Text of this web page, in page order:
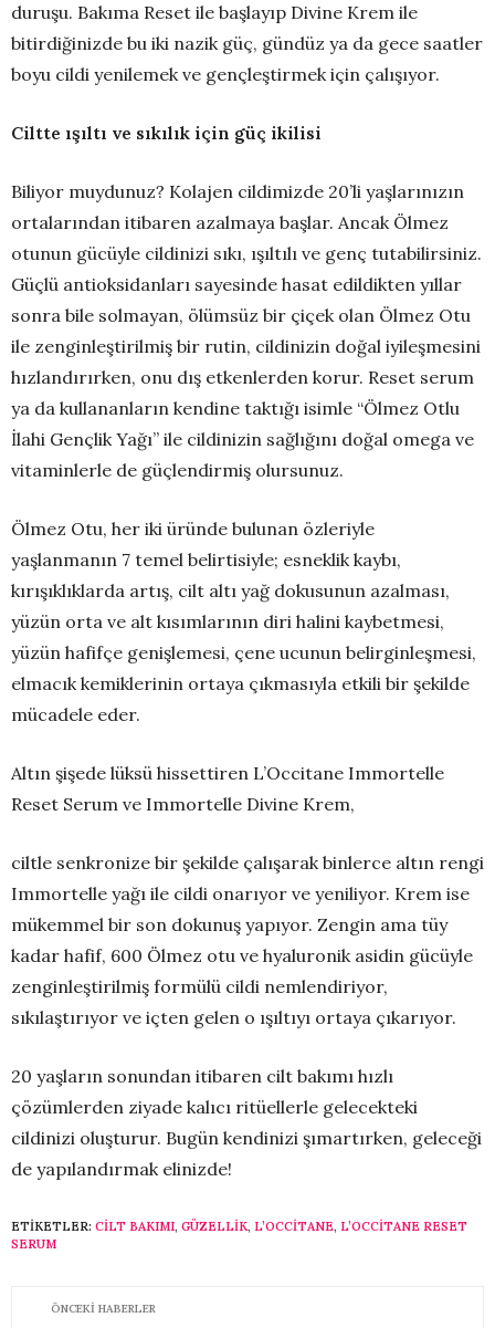
duruşu. Bakıma Reset ile başlayıp Divine Krem ile
bitirdiğinizde bu iki nazik güç, gündüz ya da gece saatler
boyu cildi yenilemek ve gençleştirmek için çalışıyor.
Ciltte ışıltı ve sıkılık için güç ikilisi
Biliyor muydunuz? Kolajen cildimizde 20’li yaşlarınızın
ortalarından itibaren azalmaya başlar. Ancak Ölmez
otunun gücüyle cildinizi sıkı, ışıltılı ve genç tutabilirsiniz.
Güçlü antioksidanları sayesinde hasat edildikten yıllar
sonra bile solmayan, ölümsüz bir çiçek olan Ölmez Otu
ile zenginleştirilmiş bir rutin, cildinizin doğal iyileşmesini
hızlandırırken, onu dış etkenlerden korur. Reset serum
ya da kullananların kendine taktığı isimle “Ölmez Otlu
İlahi Gençlik Yağı” ile cildinizin sağlığını doğal omega ve
vitaminlerle de güçlendirmiş olursunuz.
Ölmez Otu, her iki üründe bulunan özleriyle
yaşlanmanın 7 temel belirtisiyle; esneklik kaybı,
kırışıklıklarda artış, cilt altı yağ dokusunun azalması,
yüzün orta ve alt kısımlarının diri halini kaybetmesi,
yüzün hafifçe genişlemesi, çene ucunun belirginleşmesi,
elmacık kemiklerinin ortaya çıkmasıyla etkili bir şekilde
mücadele eder.
Altın şişede lüksü hissettiren L’Occitane Immortelle
Reset Serum ve Immortelle Divine Krem,
ciltle senkronize bir şekilde çalışarak binlerce altın rengi
Immortelle yağı ile cildi onarıyor ve yeniliyor. Krem ise
mükemmel bir son dokunuş yapıyor. Zengin ama tüy
kadar hafif, 600 Ölmez otu ve hyaluronik asidin gücüyle
zenginleştirilmiş formülü cildi nemlendiriyor,
sıkılaştırıyor ve içten gelen o ışıltıyı ortaya çıkarıyor.
20 yaşların sonundan itibaren cilt bakımı hızlı
çözümlerden ziyade kalıcı ritüellerle gelecekteki
cildinizi oluşturur. Bugün kendinizi şımartırken, geleceği
de yapılandırmak elinizde!
ETIKETLER: CILT BAKIMI, GÜZELLIK, L’OCCITANE, L’OCCITANE RESET
SERUM
ÖNCEKI HABERLER